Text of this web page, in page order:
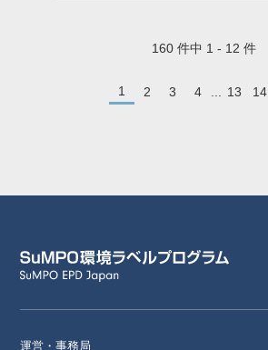
160 件中 1 - 12 件
1 2 3 4 ... 13 14
運営・事務局